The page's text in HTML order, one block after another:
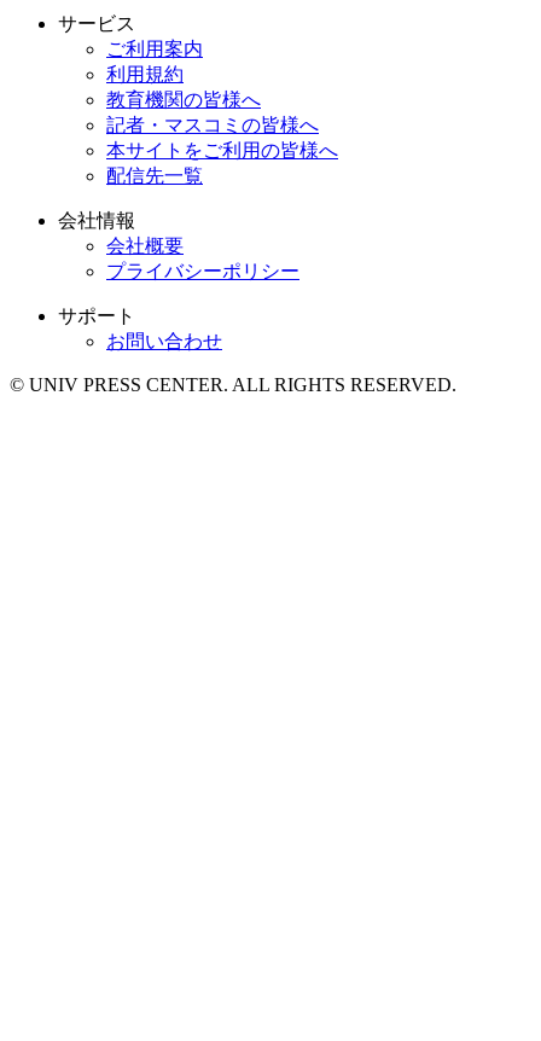
サービス
ご利用案内
利用規約
教育機関の皆様へ
記者・マスコミの皆様へ
本サイトをご利用の皆様へ
配信先一覧
会社情報
会社概要
プライバシーポリシー
サポート
お問い合わせ
© UNIV PRESS CENTER. ALL RIGHTS RESERVED.